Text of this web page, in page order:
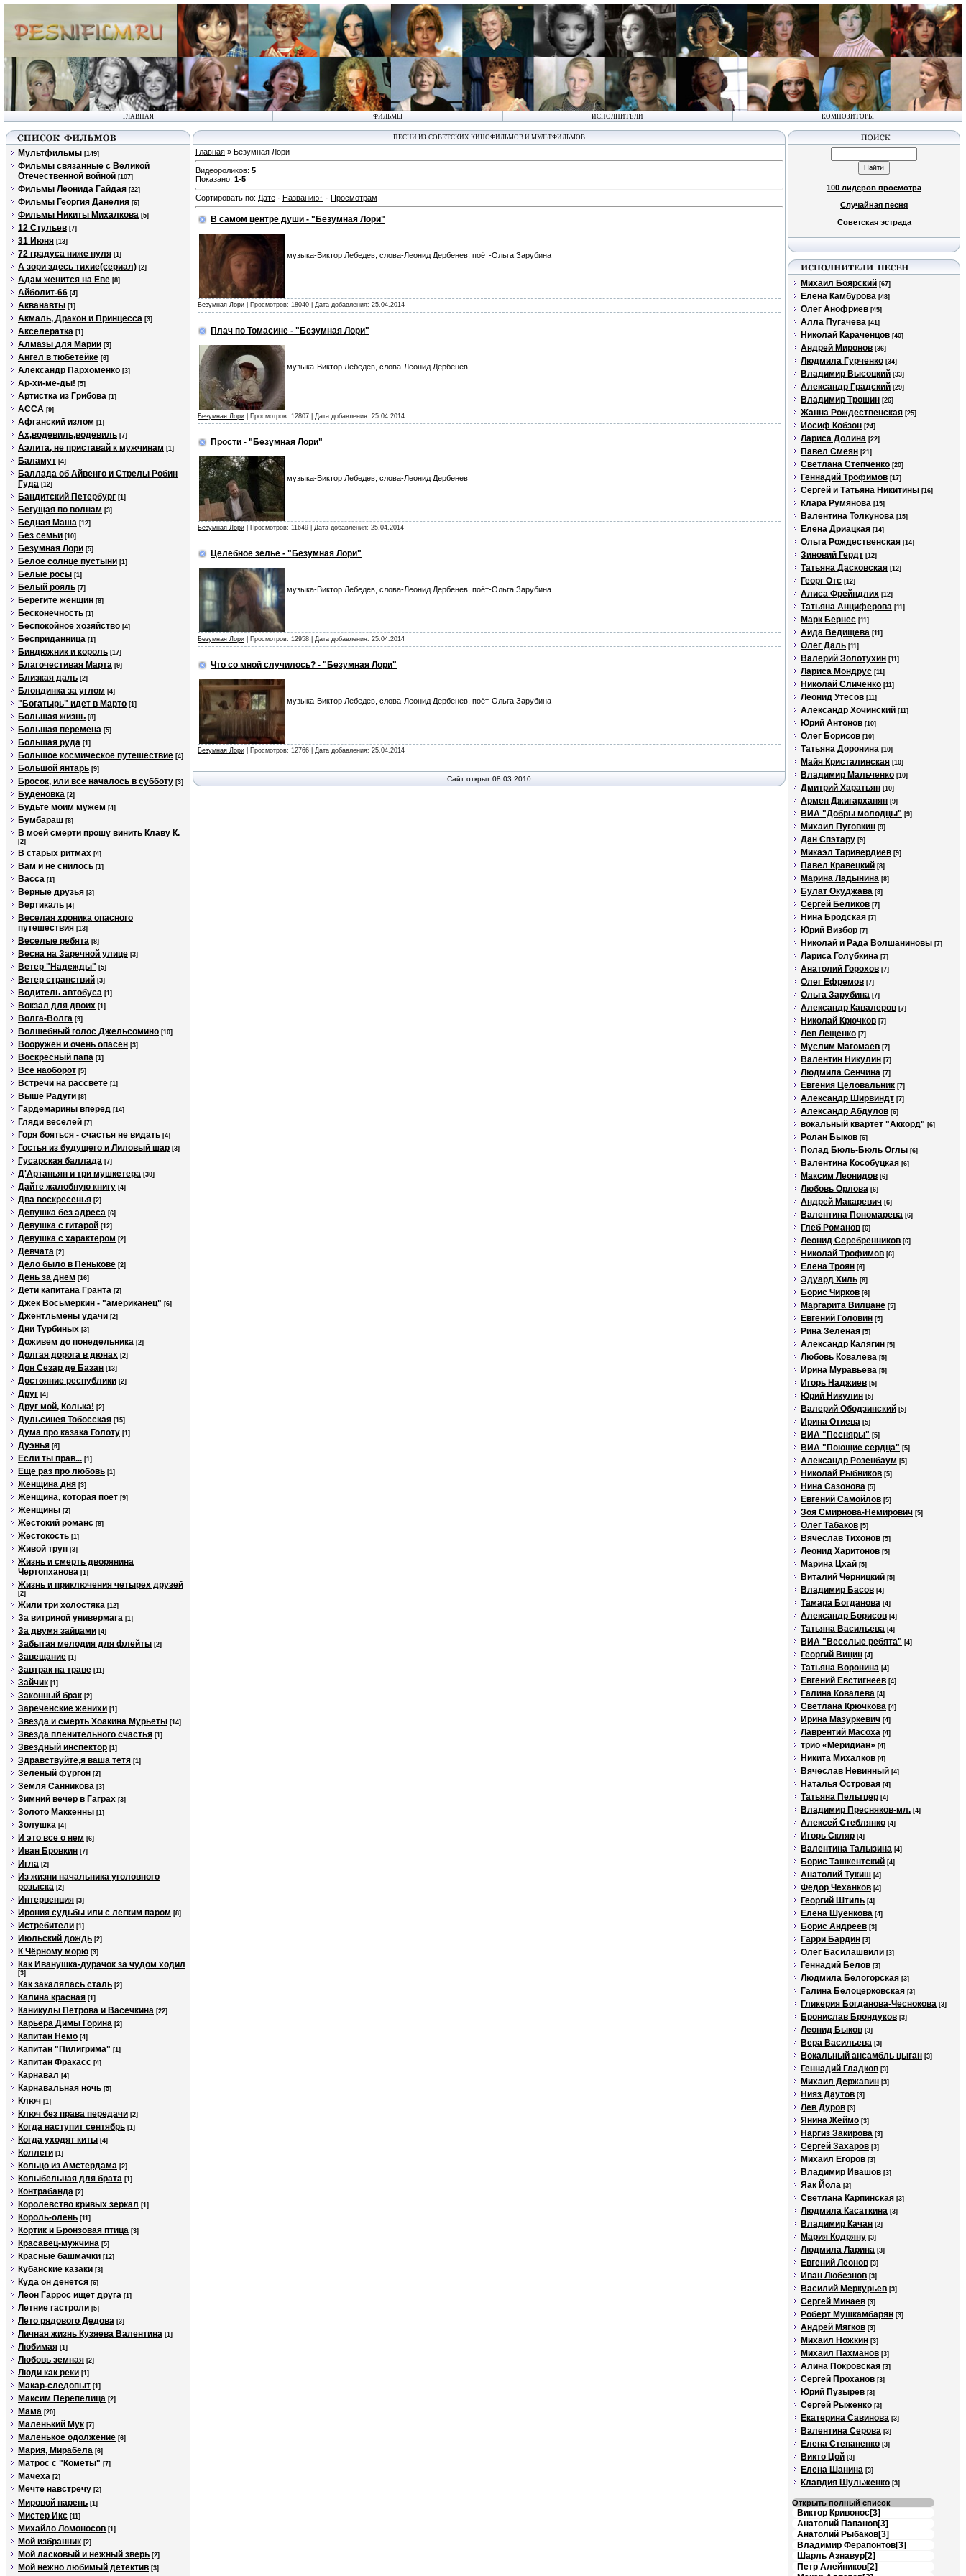
ГЛАВНАЯ ФИЛЬМЫ ИСПОЛНИТЕЛИ КОМПОЗИТОРЫ
Мультфильмы [149]
Фильмы связанные с Великой
Отечественной войной [107]
Фильмы Леонида Гайдая [22]
Фильмы Георгия Данелия [6]
Фильмы Никиты Михалкова [5]
12 Стульев [7]
31 Июня [13]
72 градуса ниже нуля [1]
А зори здесь тихие(сериал) [2]
Адам женится на Еве [8]
Айболит-66 [4]
Акванавты [1]
Акмаль, Дракон и Принцесса [3]
Акселератка [1]
Алмазы для Марии [3]
Ангел в тюбетейке [6]
Александр Пархоменко [3]
Ар-хи-ме-ды! [5]
Артистка из Грибова [1]
АССА [9]
Афганский излом [1]
Ах,водевиль,водевиль [7]
Аэлита, не приставай к мужчинам [1]
Баламут [4]
Баллада об Айвенго и Стрелы Робин
Гуда [12]
Бандитский Петербург [1]
Бегущая по волнам [3]
Бедная Маша [12]
Без семьи [10]
Безумная Лори [5]
Белое солнце пустыни [1]
Белые росы [1]
Белый рояль [7]
Берегите женщин [8]
Бесконечность [1]
Беспокойное хозяйство [4]
Бесприданница [1]
Биндюжник и король [17]
Благочестивая Марта [9]
Близкая даль [2]
Блондинка за углом [4]
"Богатырь" идет в Марто [1]
Большая жизнь [8]
Большая перемена [5]
Большая руда [1]
Большое космическое путешествие [4]
Большой янтарь [9]
Бросок, или всё началось в субботу [3]
Буденовка [2]
Будьте моим мужем [4]
Бумбараш [8]
В моей смерти прошу винить Клаву К.
[2]
В старых ритмах [4]
Вам и не снилось [1]
Васса [1]
Верные друзья [3]
Вертикаль [4]
Веселая хроника опасного
путешествия [13]
Веселые ребята [8]
Весна на Заречной улице [3]
Ветер "Надежды" [5]
Ветер странствий [3]
Водитель автобуса [1]
Вокзал для двоих [1]
Волга-Волга [9]
Волшебный голос Джельсомино [10]
Вооружен и очень опасен [3]
Воскресный папа [1]
Все наоборот [5]
Встречи на рассвете [1]
Выше Радуги [8]
Гардемарины вперед [14]
Гляди веселей [7]
Горя бояться - счастья не видать [4]
Гостья из будущего и Лиловый шар [3]
Гусарская баллада [7]
Д'Артаньян и три мушкетера [30]
Дайте жалобную книгу [4]
Два воскресенья [2]
Девушка без адреса [6]
Девушка с гитарой [12]
Девушка с характером [2]
Девчата [2]
Дело было в Пенькове [2]
День за днем [16]
Дети капитана Гранта [2]
Джек Восьмеркин - "американец" [6]
Джентльмены удачи [2]
Дни Турбиных [3]
Доживем до понедельника [2]
Долгая дорога в дюнах [2]
Дон Сезар де Базан [13]
Достояние республики [2]
Друг [4]
Друг мой, Колька! [2]
Дульсинея Тобосская [15]
Дума про казака Голоту [1]
Дуэнья [6]
Если ты прав... [1]
Еще раз про любовь [1]
Женщина дня [3]
Женщина, которая поет [9]
Женщины [2]
Жестокий романс [8]
Жестокость [1]
Живой труп [3]
Жизнь и смерть дворянина
Чертопханова [1]
Жизнь и приключения четырех друзей
[2]
Жили три холостяка [12]
За витриной универмага [1]
За двумя зайцами [4]
Забытая мелодия для флейты [2]
Завещание [1]
Завтрак на траве [11]
Зайчик [1]
Законный брак [2]
Зареченские женихи [1]
Звезда и смерть Хоакина Мурьеты [14]
Звезда пленительного счастья [1]
Звездный инспектор [1]
Здравствуйте,я ваша тетя [1]
Зеленый фургон [2]
Земля Санникова [3]
Зимний вечер в Гаграх [3]
Золото Маккенны [1]
Золушка [4]
И это все о нем [6]
Иван Бровкин [7]
Игла [2]
Из жизни начальника уголовного
розыска [2]
Интервенция [3]
Ирония судьбы или с легким паром [8]
Истребители [1]
Июльский дождь [2]
К Чёрному морю [3]
Как Иванушка-дурачок за чудом ходил
[3]
Как закалялась сталь [2]
Калина красная [1]
Каникулы Петрова и Васечкина [22]
Карьера Димы Горина [2]
Капитан Немо [4]
Капитан "Пилигрима" [1]
Капитан Фракасс [4]
Карнавал [4]
Карнавальная ночь [5]
Ключ [1]
Ключ без права передачи [2]
Когда наступит сентябрь [1]
Когда уходят киты [4]
Коллеги [1]
Кольцо из Амстердама [2]
Колыбельная для брата [1]
Контрабанда [2]
Королевство кривых зеркал [1]
Король-олень [11]
Кортик и Бронзовая птица [3]
Красавец-мужчина [5]
Красные башмачки [12]
Кубанские казаки [3]
Куда он денется [6]
Леон Гаррос ищет друга [1]
Летние гастроли [5]
Лето рядового Дедова [3]
Личная жизнь Кузяева Валентина [1]
Любимая [1]
Любовь земная [2]
Люди как реки [1]
Макар-следопыт [1]
Максим Перепелица [2]
Мама [20]
Маленький Мук [7]
Маленькое одолжение [6]
Мария, Мирабела [6]
Матрос с "Кометы" [7]
Мачеха [2]
Мечте навстречу [2]
Мировой парень [1]
Мистер Икс [11]
Михайло Ломоносов [1]
Мой избранник [2]
Мой ласковый и нежный зверь [2]
Мой нежно любимый детектив [3]
ПЕСНИ ИЗ СОВЕТСКИХ КИНОФИЛЬМОВ И МУЛЬТФИЛЬМОВ
Главная » Безумная Лори
Видеороликов: 5
Показано: 1-5
Сортировать по: Дате · Названию · Просмотрам
В самом центре души - "Безумная Лори"
музыка-Виктор Лебедев, слова-Леонид Дербенев, поёт-Ольга Зарубина
Безумная Лори | Просмотров: 18040 | Дата добавления: 25.04.2014
Плач по Томасине - "Безумная Лори"
музыка-Виктор Лебедев, слова-Леонид Дербенев
Безумная Лори | Просмотров: 12807 | Дата добавления: 25.04.2014
Прости - "Безумная Лори"
музыка-Виктор Лебедев, слова-Леонид Дербенев
Безумная Лори | Просмотров: 11649 | Дата добавления: 25.04.2014
Целебное зелье - "Безумная Лори"
музыка-Виктор Лебедев, слова-Леонид Дербенев, поёт-Ольга Зарубина
Безумная Лори | Просмотров: 12958 | Дата добавления: 25.04.2014
Что со мной случилось? - "Безумная Лори"
музыка-Виктор Лебедев, слова-Леонид Дербенев, поёт-Ольга Зарубина
Безумная Лори | Просмотров: 12766 | Дата добавления: 25.04.2014
Сайт открыт 08.03.2010
100 лидеров просмотра
Случайная песня
Советская эстрада
Михаил Боярский [67]
Елена Камбурова [48]
Олег Анофриев [45]
Алла Пугачева [41]
Николай Караченцов [40]
Андрей Миронов [36]
Людмила Гурченко [34]
Владимир Высоцкий [33]
Александр Градский [29]
Владимир Трошин [26]
Жанна Рождественская [25]
Иосиф Кобзон [24]
Лариса Долина [22]
Павел Смеян [21]
Светлана Степченко [20]
Геннадий Трофимов [17]
Сергей и Татьяна Никитины [16]
Клара Румянова [15]
Валентина Толкунова [15]
Елена Дриацкая [14]
Ольга Рождественская [14]
Зиновий Гердт [12]
Татьяна Дасковская [12]
Георг Отс [12]
Алиса Фрейндлих [12]
Татьяна Анциферова [11]
Марк Бернес [11]
Аида Ведищева [11]
Олег Даль [11]
Валерий Золотухин [11]
Лариса Мондрус [11]
Николай Сличенко [11]
Леонид Утесов [11]
Александр Хочинский [11]
Юрий Антонов [10]
Олег Борисов [10]
Татьяна Доронина [10]
Майя Кристалинская [10]
Владимир Мальченко [10]
Дмитрий Харатьян [10]
Армен Джигарханян [9]
ВИА "Добры молодцы" [9]
Михаил Пуговкин [9]
Дан Спэтару [9]
Микаэл Таривердиев [9]
Павел Кравецкий [8]
Марина Ладынина [8]
Булат Окуджава [8]
Сергей Беликов [7]
Нина Бродская [7]
Юрий Визбор [7]
Николай и Рада Волшаниновы [7]
Лариса Голубкина [7]
Анатолий Горохов [7]
Олег Ефремов [7]
Ольга Зарубина [7]
Александр Кавалеров [7]
Николай Крючков [7]
Лев Лещенко [7]
Муслим Магомаев [7]
Валентин Никулин [7]
Людмила Сенчина [7]
Евгения Целовальник [7]
Александр Ширвиндт [7]
Александр Абдулов [6]
вокальный квартет "Аккорд" [6]
Ролан Быков [6]
Полад Бюль-Бюль Оглы [6]
Валентина Кособуцкая [6]
Максим Леонидов [6]
Любовь Орлова [6]
Андрей Макаревич [6]
Валентина Пономарева [6]
Глеб Романов [6]
Леонид Серебренников [6]
Николай Трофимов [6]
Елена Троян [6]
Эдуард Хиль [6]
Борис Чирков [6]
Маргарита Вилцане [5]
Евгений Головин [5]
Рина Зеленая [5]
Александр Калягин [5]
Любовь Ковалева [5]
Ирина Муравьева [5]
Игорь Наджиев [5]
Юрий Никулин [5]
Валерий Ободзинский [5]
Ирина Отиева [5]
ВИА "Песняры" [5]
ВИА "Поющие сердца" [5]
Александр Розенбаум [5]
Николай Рыбников [5]
Нина Сазонова [5]
Евгений Самойлов [5]
Зоя Смирнова-Немирович [5]
Олег Табаков [5]
Вячеслав Тихонов [5]
Леонид Харитонов [5]
Марина Цхай [5]
Виталий Черницкий [5]
Владимир Басов [4]
Тамара Богданова [4]
Александр Борисов [4]
Татьяна Васильева [4]
ВИА "Веселые ребята" [4]
Георгий Вицин [4]
Татьяна Воронина [4]
Евгений Евстигнеев [4]
Галина Ковалева [4]
Светлана Крючкова [4]
Ирина Мазуркевич [4]
Лаврентий Масоха [4]
трио «Меридиан» [4]
Никита Михалков [4]
Вячеслав Невинный [4]
Наталья Островая [4]
Татьяна Пельтцер [4]
Владимир Пресняков-мл. [4]
Алексей Стеблянко [4]
Игорь Скляр [4]
Валентина Талызина [4]
Борис Ташкентский [4]
Анатолий Тукиш [4]
Федор Чеханков [4]
Георгий Штиль [4]
Елена Шуенкова [4]
Борис Андреев [3]
Гарри Бардин [3]
Олег Басилашвили [3]
Геннадий Белов [3]
Людмила Белогорская [3]
Галина Белоцерковская [3]
Гликерия Богданова-Чеснокова [3]
Бронислав Брондуков [3]
Леонид Быков [3]
Вера Васильева [3]
Вокальный ансамбль цыган [3]
Геннадий Гладков [3]
Михаил Державин [3]
Нияз Даутов [3]
Лев Дуров [3]
Янина Жеймо [3]
Наргиз Закирова [3]
Сергей Захаров [3]
Михаил Егоров [3]
Владимир Ивашов [3]
Яак Йола [3]
Светлана Карпинская [3]
Людмила Касаткина [3]
Владимир Качан [2]
Мария Кодряну [3]
Людмила Ларина [3]
Евгений Леонов [3]
Иван Любезнов [3]
Василий Меркурьев [3]
Сергей Минаев [3]
Роберт Мушкамбарян [3]
Андрей Мягков [3]
Михаил Ножкин [3]
Михаил Пахманов [3]
Алина Покровская [3]
Сергей Проханов [3]
Юрий Пузырев [3]
Сергей Рыженко [3]
Екатерина Савинова [3]
Валентина Серова [3]
Елена Степаненко [3]
Викто Цой [3]
Елена Шанина [3]
Клавдия Шульженко [3]
Открыть полный список
Виктор Кривонос[3]
Анатолий Папанов[3]
Анатолий Рыбаков[3]
Владимир Ферапонтов[3]
Шарль Азнавур[2]
Петр Алейников[2]